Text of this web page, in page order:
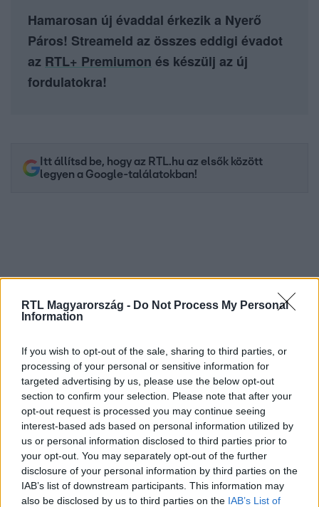
RTL Magyarország - Do Not Process My Personal
Information
If you wish to opt-out of the sale, sharing to third parties, or
processing of your personal or sensitive information for
targeted advertising by us, please use the below opt-out
section to confirm your selection. Please note that after your
opt-out request is processed you may continue seeing
interest-based ads based on personal information utilized by
us or personal information disclosed to third parties prior to
your opt-out. You may separately opt-out of the further
disclosure of your personal information by third parties on the
IAB’s list of downstream participants. This information may
also be disclosed by us to third parties on the IAB’s List of
Hamarosan új évaddal érkezik a Nyerő
Páros! Streameld az összes eddigi évadot
az RTL+ Premiumon és készülj az új
fordulatokra!
Itt állítsd be, hogy az RTL.hu az elsők között
legyen a Google-találatokban!
Kövess minket, és értesülj a friss hírekről a
Facebookon is!
Követem